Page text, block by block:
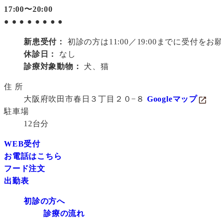
17:00〜20:00
● ● ● ● ● ● ● ●
新患受付：
初診の方は11:00／19:00までに受付をお
休診日：
なし
診療対象動物：
犬、猫
住 所
大阪府吹田市春日３丁目２０−８ Googleマップ
駐車場
12台分
WEB受付
お電話はこちら
フード注文
出勤表
初診の方へ
診療の流れ